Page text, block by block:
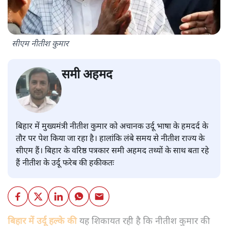
सीएम नीतीश कुमार
समी अहमद
बिहार में मुख्यमंत्री नीतीश कुमार को अचानक उर्दू भाषा के हमदर्द के
तौर पर पेश किया जा रहा है। हालांकि लंबे समय से नीतीश राज्य के
सीएम हैं। बिहार के वरिष्ठ पत्रकार समी अहमद तथ्यों के साथ बता रहे
हैं नीतीश के उर्दू फरेब की हकीकतः
बिहार में उर्दू हल्के कीयह शिकायत रही है कि नीतीश कुमार की